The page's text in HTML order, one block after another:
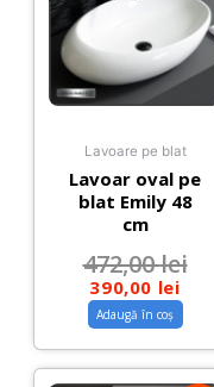
Lavoare pe blat
Lavoar oval pe
blat Emily 48
cm
472,00lei
390,00 lei
Adaugă în coș